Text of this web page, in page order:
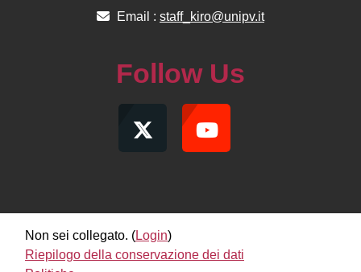
Email : staff_kiro@unipv.it
Follow Us
Non sei collegato. (Login)
Riepilogo della conservazione dei dati